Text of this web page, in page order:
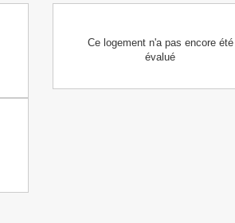
Ce logement n'a pas encore été
évalué